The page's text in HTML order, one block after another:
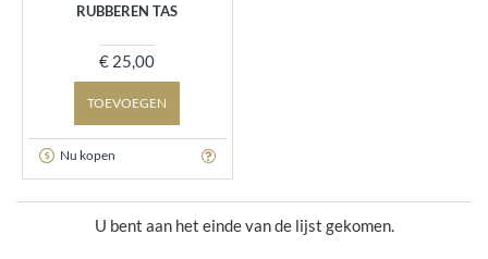
RUBBEREN TAS
€ 25,00
TOEVOEGEN
Nu kopen
U bent aan het einde van de lijst gekomen.